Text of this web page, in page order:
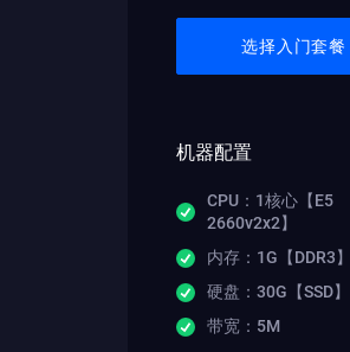
选择入门套餐
机器配置
CPU：1核心【E5
2660v2x2】
内存：1G【DDR3】
硬盘：30G【SSD】
带宽：5M